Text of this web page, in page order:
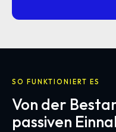
SO FUNKTIONIERT ES
Von der
passiven